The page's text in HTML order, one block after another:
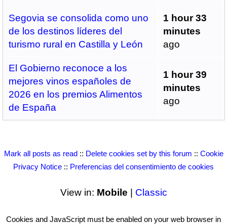
Segovia se consolida como uno
de los destinos líderes del
turismo rural en Castilla y León
1 hour 33
minutes
ago
El Gobierno reconoce a los
mejores vinos españoles de
2026 en los premios Alimentos
de España
1 hour 39
minutes
ago
Mark all posts as read:: Delete cookies set by this forum :: Cookie
Privacy Notice :: Preferencias del consentimiento de cookies
View in: Mobile Classic
Cookies and JavaScript must be enabled on your web browser in